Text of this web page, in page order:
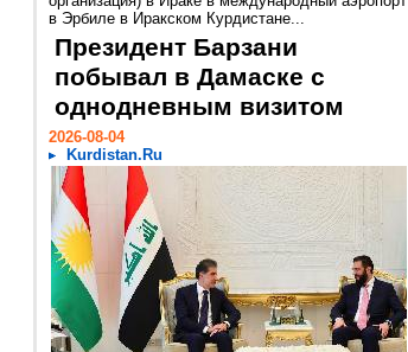
в Эрбиле в Иракском Курдистане...
Президент Барзани
побывал в Дамаске с
однодневным визитом
2026-08-04
Kurdistan.Ru